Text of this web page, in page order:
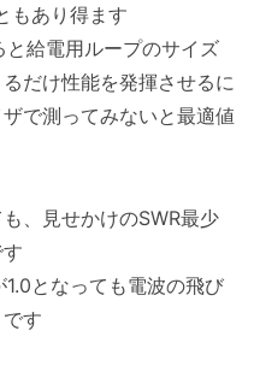
もあり得ます
給電用ループのサイズ
だけ性能を発揮させるに
で測ってみないと最適値
、見せかけのSWR最少
となっても電波の飛び
す